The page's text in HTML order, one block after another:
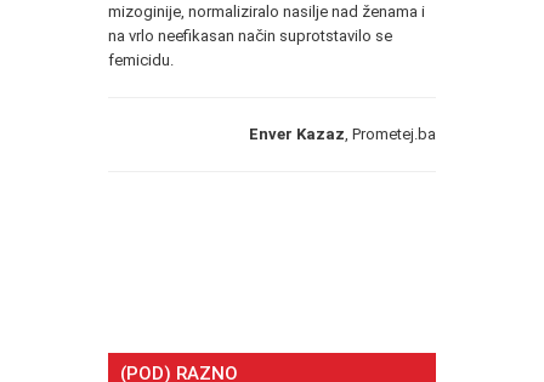
mizoginije, normaliziralo nasilje nad ženama i
na vrlo neefikasan način suprotstavilo se
femicidu.
Enver Kazaz , Prometej.ba
(POD) RAZNO